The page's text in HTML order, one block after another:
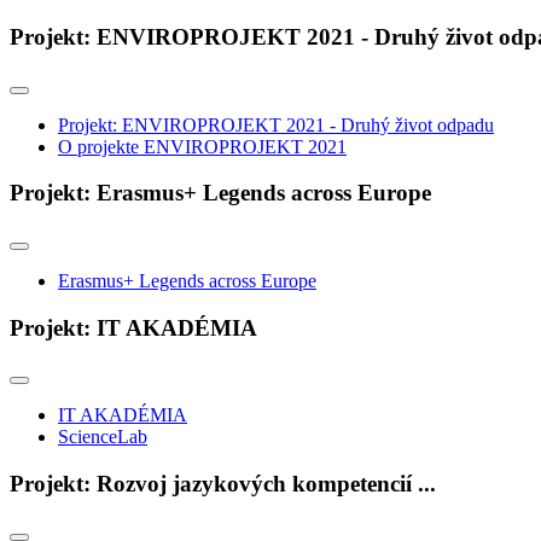
Projekt: ENVIROPROJEKT 2021 - Druhý život
Projekt: ENVIROPROJEKT 2021 - Druhý život odpadu
O projekte ENVIROPROJEKT 2021
Projekt: Erasmus+ Legends across Europe
Erasmus+ Legends across Europe
Projekt: IT AKADÉMIA
IT AKADÉMIA
ScienceLab
Projekt: Rozvoj jazykových kompetencií ...